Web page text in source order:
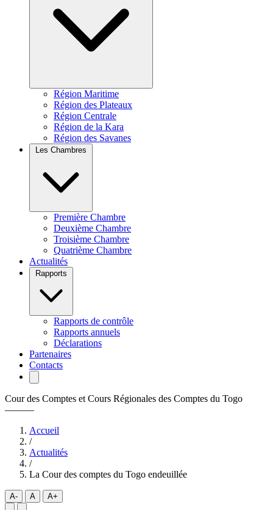
Région Maritime
Région des Plateaux
Région Centrale
Région de la Kara
Région des Savanes
Première Chambre
Deuxième Chambre
Troisième Chambre
Quatrième Chambre
Actualités
Rapports de contrôle
Rapports annuels
Déclarations
Partenaires
Contacts
Cour des Comptes et Cours Régionales des Comptes du Togo
———
Accueil
/
Actualités
/
La Cour des comptes du Togo endeuillée
A- A A+